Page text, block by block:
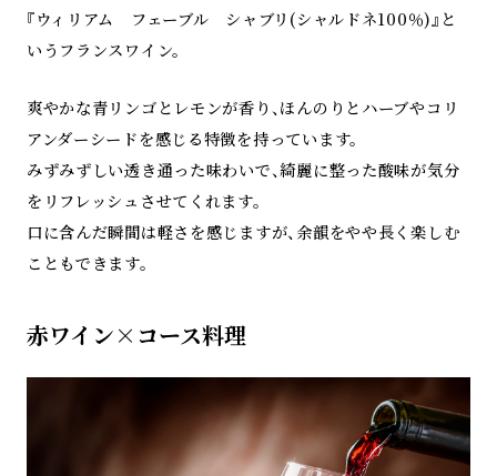
『ウィリアム フェーブル シャブリ(シャルドネ100％)』と
いうフランスワイン。
爽やかな青リンゴとレモンが香り、ほんのりとハーブやコリ
アンダーシードを感じる特徴を持っています。
みずみずしい透き通った味わいで、綺麗に整った酸味が気分
をリフレッシュさせてくれます。
口に含んだ瞬間は軽さを感じますが、余韻をやや長く楽しむ
こともできます。
赤ワイン×コース料理